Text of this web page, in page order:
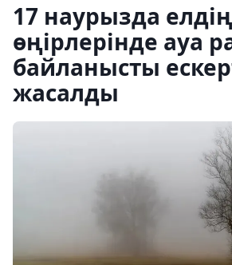
17 наурызда
өңірлерінде ауа
байланысты
жасалды